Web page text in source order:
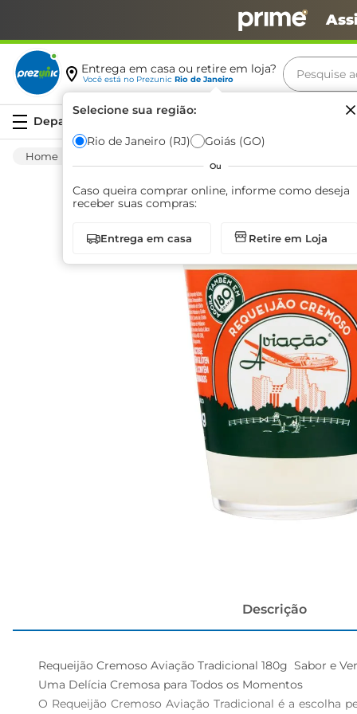
Entrega em casa ou retire em loja?
Você está no Prezunic Rio de Janeiro
Selecione sua região:
Rio de Janeiro (RJ) Goiás (GO)
Ou
Caso queira comprar online, informe como deseja
receber suas compras:
Entrega em casa Retire em Loja
Pesquise
Requeijão
Descrição
Requeijão Cremoso Aviação Tradicional 180g  Sabor e
Uma Delícia Cremosa para Todos os Momentos
O Requeijão Cremoso Aviação Tradicional é a escolha
Termos
café
arroz
azeite
biscoito
cerveja
iogurte
papel